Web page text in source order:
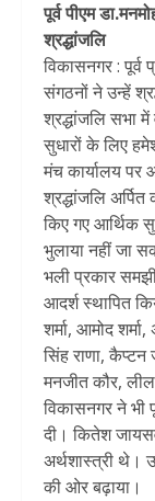
पूर्व पीएम
श्रद्धांजलि
विकासनगर : पूर्व
संगठनों ने उन्हें
श्रद्धांजलि सभा
सुधारों के लिए
मंच कार्यालय पर
श्रद्धांजलि
किए गए आर्थिक
भुलाया नहीं जा
भली प्रकार
आदर्श स्थापित
शर्मा, आमोद
सिंह राणा,
मनजीत कौर,
विकासनगर ने भी
दी। कितेश
अर्थशास्त्री थे।
की ओर बढ़ाया।